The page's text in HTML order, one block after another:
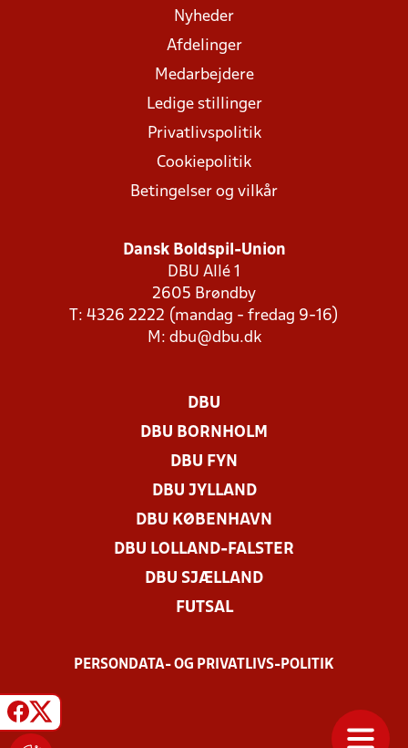
Nyheder
Afdelinger
Medarbejdere
Ledige stillinger
Privatlivspolitik
Cookiepolitik
Betingelser og vilkår
Dansk Boldspil-Union
DBU Allé 1
2605 Brøndby
T: 4326 2222 (mandag - fredag 9-16)
M: dbu@dbu.dk
DBU
DBU BORNHOLM
DBU FYN
DBU JYLLAND
DBU KØBENHAVN
DBU LOLLAND-FALSTER
DBU SJÆLLAND
FUTSAL
PERSONDATA- OG PRIVATLIVS-POLITIK